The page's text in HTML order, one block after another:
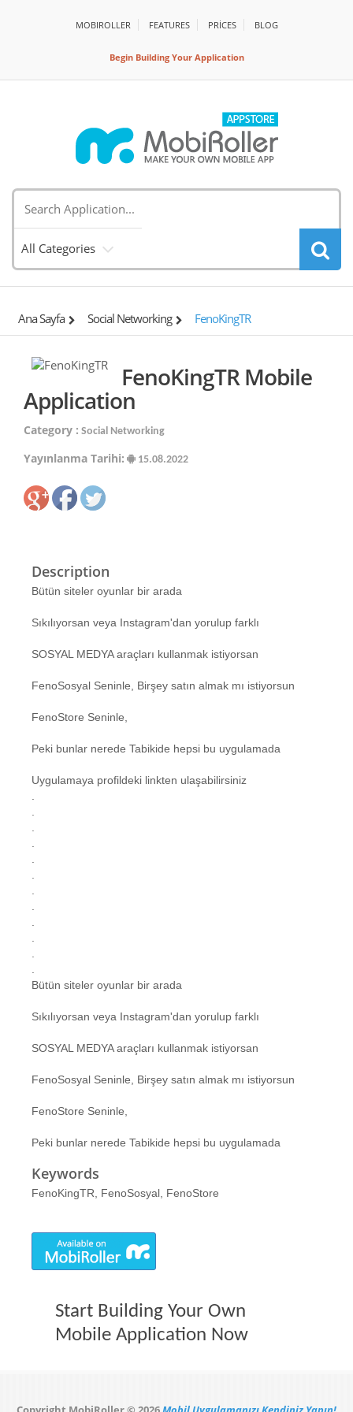
MOBIROLLER FEATURES PRİCES BLOG
Begin Building Your Application
All Categories
Ana Sayfa Social Networking FenoKingTR
FenoKingTR Mobile
Application
Category : Social Networking
Yayınlanma Tarihi: 15.08.2022
Description
Bütün siteler oyunlar bir arada
Sıkılıyorsan veya Instagram'dan yorulup farklı
SOSYAL MEDYA araçları kullanmak istiyorsan
FenoSosyal Seninle, Birşey satın almak mı istiyorsun
FenoStore Seninle,
Peki bunlar nerede Tabikide hepsi bu uygulamada
Uygulamaya profildeki linkten ulaşabilirsiniz
Bütün siteler oyunlar bir arada
Sıkılıyorsan veya Instagram'dan yorulup farklı
SOSYAL MEDYA araçları kullanmak istiyorsan
FenoSosyal Seninle, Birşey satın almak mı istiyorsun
FenoStore Seninle,
Peki bunlar nerede Tabikide hepsi bu uygulamada
Keywords
FenoKingTR, FenoSosyal, FenoStore
Start Building Your Own
Mobile Application Now